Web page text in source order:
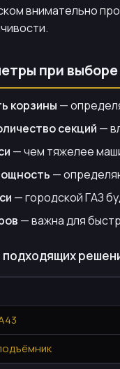
внимательно
при
корзины —
секций —
— чем тяжелее
—
— городской ГАЗ
— важна для